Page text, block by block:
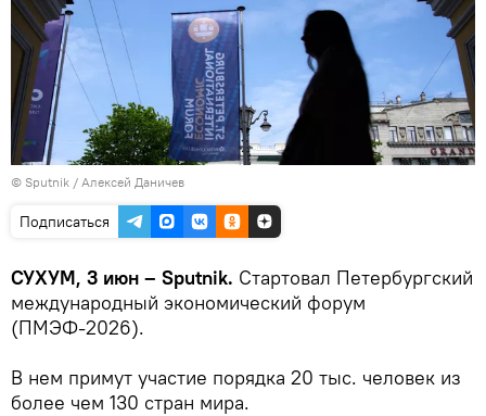
© Sputnik / Алексей Даничев
Подписаться
СУХУМ, 3 июн – Sputnik. Стартовал Петербургский
международный экономический форум
(ПМЭФ-2026).
В нем примут участие порядка 20 тыс. человек из
более чем 130 стран мира.